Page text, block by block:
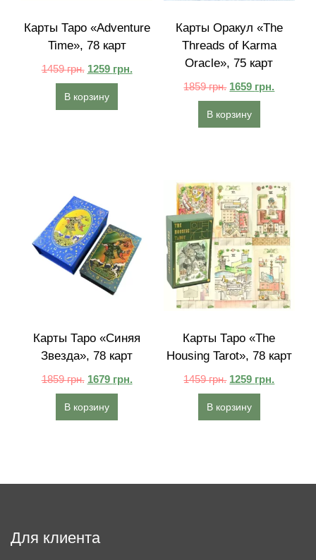
Карты Таро «Adventure
Time», 78 карт
1459грн. 1259 грн.
В корзину
Карты Оракул «The
Threads of Karma
Oracle», 75 карт
1859грн. 1659 грн.
В корзину
Карты Таро «Синяя
Звезда», 78 карт
1859грн. 1679 грн.
В корзину
Карты Таро «The
Housing Tarot», 78 карт
1459грн. 1259 грн.
В корзину
Для клиента